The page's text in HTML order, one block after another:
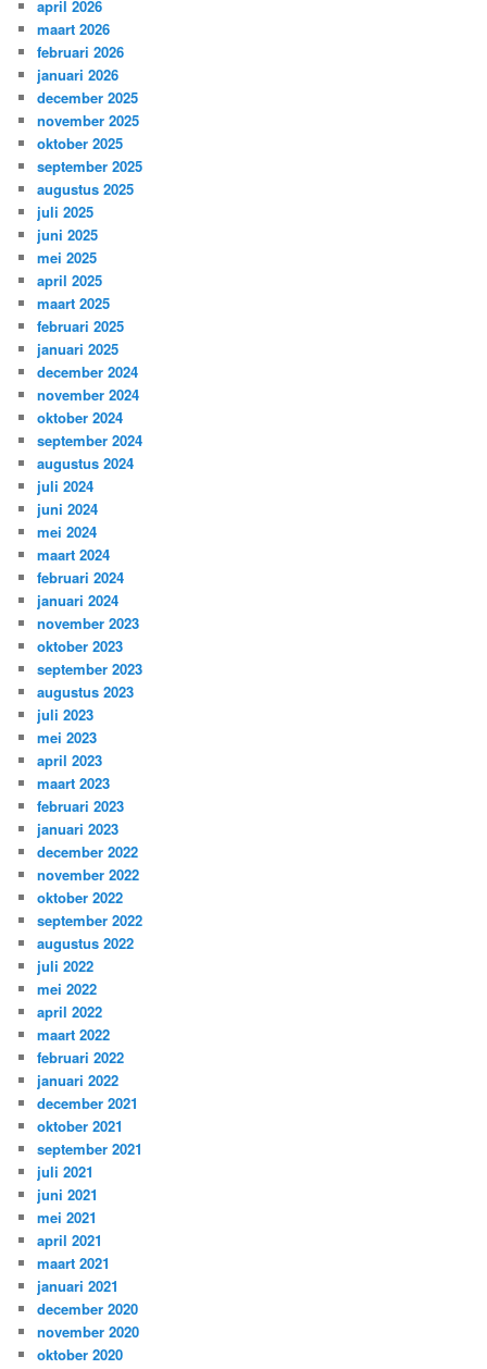
april 2026
maart 2026
februari 2026
januari 2026
december 2025
november 2025
oktober 2025
september 2025
augustus 2025
juli 2025
juni 2025
mei 2025
april 2025
maart 2025
februari 2025
januari 2025
december 2024
november 2024
oktober 2024
september 2024
augustus 2024
juli 2024
juni 2024
mei 2024
maart 2024
februari 2024
januari 2024
november 2023
oktober 2023
september 2023
augustus 2023
juli 2023
mei 2023
april 2023
maart 2023
februari 2023
januari 2023
december 2022
november 2022
oktober 2022
september 2022
augustus 2022
juli 2022
mei 2022
april 2022
maart 2022
februari 2022
januari 2022
december 2021
oktober 2021
september 2021
juli 2021
juni 2021
mei 2021
april 2021
maart 2021
januari 2021
december 2020
november 2020
oktober 2020